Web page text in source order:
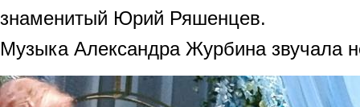
знаменитый Юрий Ряшенцев.
Музыка Александра Журбина звучала